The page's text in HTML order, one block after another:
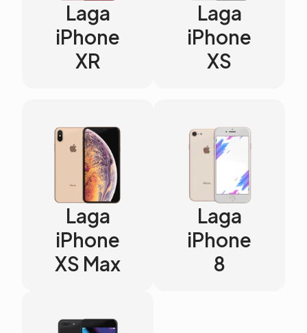
Laga
iPhone
XR
Laga
iPhone
XS
Laga
iPhone
XS Max
Laga
iPhone
8